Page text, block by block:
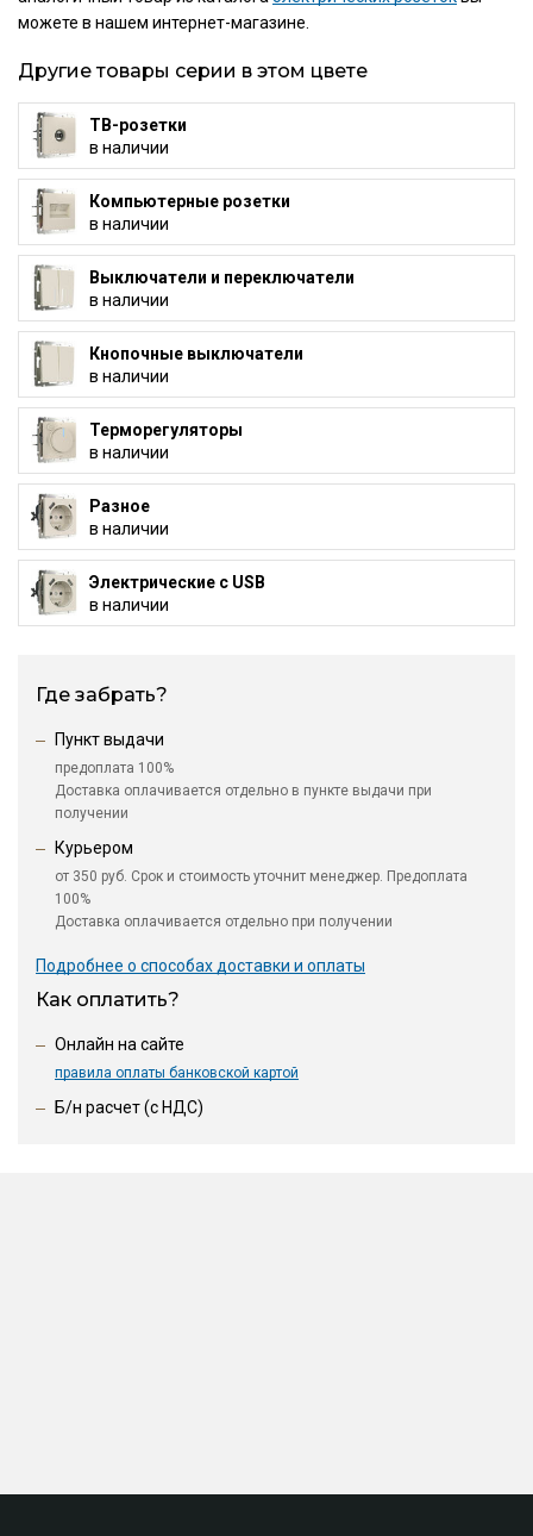
можете в нашем интернет-магазине.
Другие товары серии в этом цвете
ТВ-розетки
в наличии
Компьютерные розетки
в наличии
Выключатели и переключатели
в наличии
Кнопочные выключатели
в наличии
Терморегуляторы
в наличии
Разное
в наличии
Электрические с USB
в наличии
Где забрать?
Пункт выдачи
предоплата 100%
Доставка оплачивается отдельно в пункте выдачи при
получении
Курьером
от 350 руб. Срок и стоимость уточнит менеджер. Предоплата
100%
Доставка оплачивается отдельно при получении
Подробнее о способах доставки и оплаты
Как оплатить?
Онлайн на сайте
правила оплаты банковской картой
Б/н расчет (c НДС)